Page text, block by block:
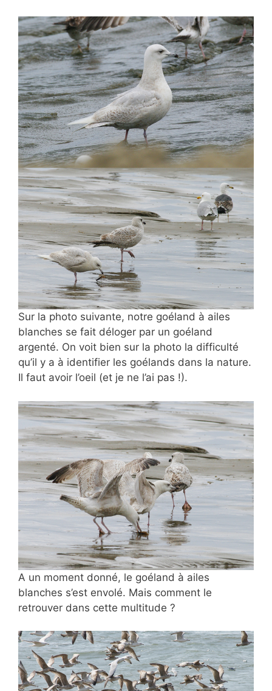
Sur la photo suivante, notre goéland à ailes
blanches se fait déloger par un goéland
argenté. On voit bien sur la photo la difficulté
qu’il y a à identifier les goélands dans la nature.
Il faut avoir l’oeil (et je ne l’ai pas !).
A un moment donné, le goéland à ailes
blanches s’est envolé. Mais comment le
retrouver dans cette multitude ?